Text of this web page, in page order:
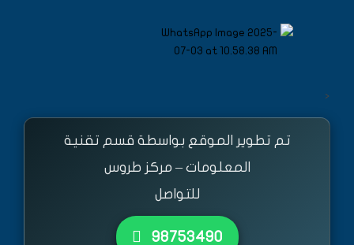
<
تم تطوير الموقع بواسطة قسم تقنية
المعلومات – مركز طروس
للتواصل
٩٨٧٥٣٤٩٠